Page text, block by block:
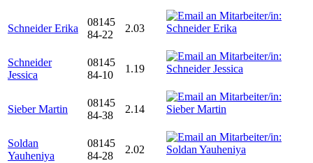
Schneider Erika
08145
84-22
2.03
Schneider
Jessica
08145
84-10
1.19
Sieber Martin
08145
84-38
2.14
Soldan
Yauheniya
08145
84-28
2.02